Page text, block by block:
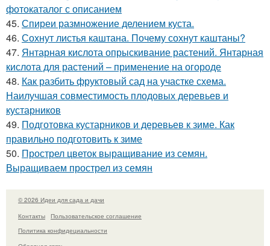
фотокаталог с описанием
45. Спиреи размножение делением куста.
46. Сохнут листья каштана. Почему сохнут каштаны?
47. Янтарная кислота опрыскивание растений. Янтарная
кислота для растений – применение на огороде
48. Как разбить фруктовый сад на участке схема.
Наилучшая совместимость плодовых деревьев и
кустарников
49. Подготовка кустарников и деревьев к зиме. Как
правильно подготовить к зиме
50. Прострел цветок выращивание из семян.
Выращиваем прострел из семян
© 2026 Идеи для сада и дачи
Контакты
Пользовательское соглашение
Политика конфидециальности